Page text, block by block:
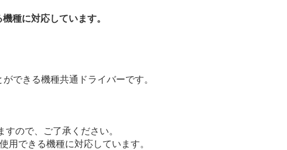
種に対応しています。
できる機種共通ドライバーです。
ので、ご了承ください。
できる機種に対応しています。